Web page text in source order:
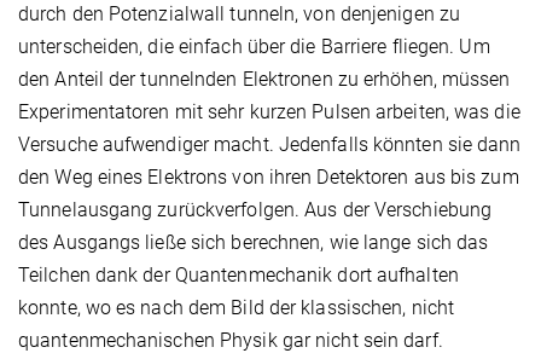
durch den Potenzialwall tunneln, von denjenigen zu
unterscheiden, die einfach über die Barriere fliegen. Um
den Anteil der tunnelnden Elektronen zu erhöhen, müssen
Experimentatoren mit sehr kurzen Pulsen arbeiten, was die
Versuche aufwendiger macht. Jedenfalls könnten sie dann
den Weg eines Elektrons von ihren Detektoren aus bis zum
Tunnelausgang zurückverfolgen. Aus der Verschiebung
des Ausgangs ließe sich berechnen, wie lange sich das
Teilchen dank der Quantenmechanik dort aufhalten
konnte, wo es nach dem Bild der klassischen, nicht
quantenmechanischen Physik gar nicht sein darf.